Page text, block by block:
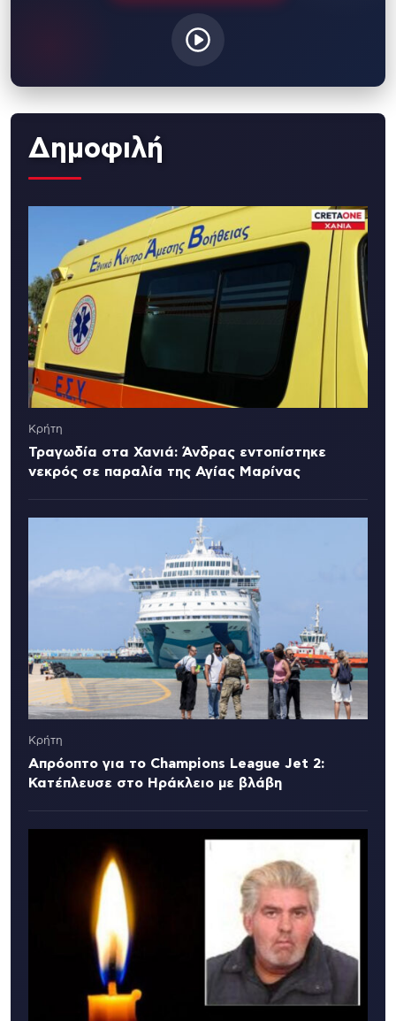
Δημοφιλή
Κρήτη
Τραγωδία στα Χανιά: Άνδρας εντοπίστηκε
νεκρός σε παραλία της Αγίας Μαρίνας
Κρήτη
Απρόοπτο για το Champions League Jet 2:
Κατέπλευσε στο Ηράκλειο με βλάβη